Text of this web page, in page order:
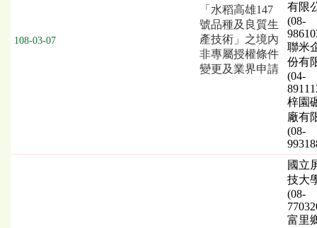
108-03-07
「水稻高雄147
號品種及良質生
產技術」之境內
非專屬授權條件
變更及業界申請
有限
(08-
聯米
份有
(04-
梓園
廠有
(08-
國立
技大
(08-
富里